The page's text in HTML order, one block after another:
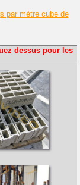
par mètre cube de
dessus pour les